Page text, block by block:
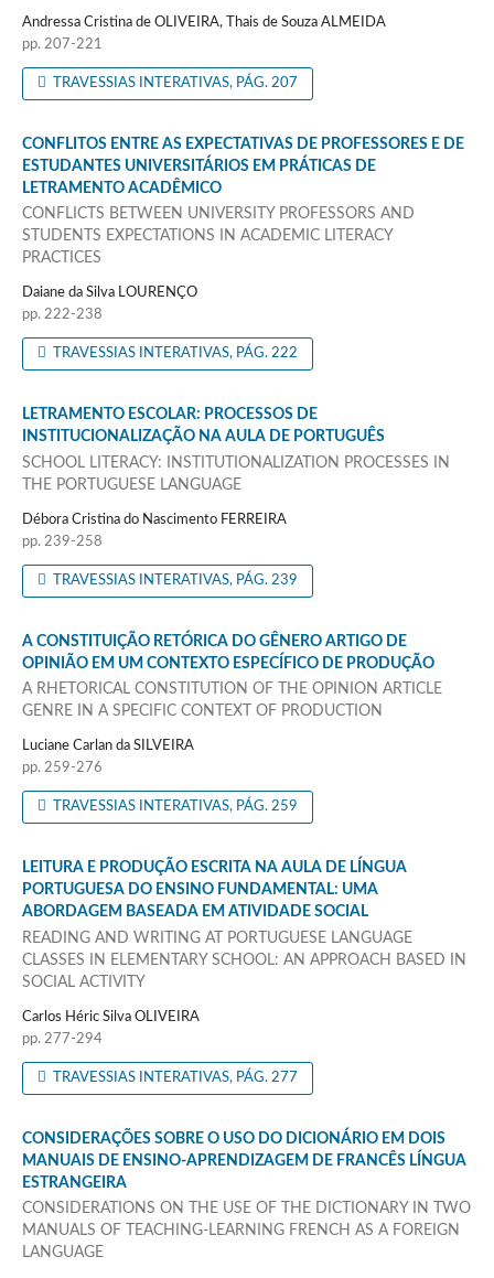
Andressa Cristina de OLIVEIRA, Thais de Souza ALMEIDA
pp. 207-221
TRAVESSIAS INTERATIVAS, PÁG. 207
CONFLITOS ENTRE AS EXPECTATIVAS DE PROFESSORES E DE
ESTUDANTES UNIVERSITÁRIOS EM PRÁTICAS DE
LETRAMENTO ACADÊMICO
CONFLICTS BETWEEN UNIVERSITY PROFESSORS AND
STUDENTS EXPECTATIONS IN ACADEMIC LITERACY
PRACTICES
Daiane da Silva LOURENÇO
pp. 222-238
TRAVESSIAS INTERATIVAS, PÁG. 222
LETRAMENTO ESCOLAR: PROCESSOS DE
INSTITUCIONALIZAÇÃO NA AULA DE PORTUGUÊS
SCHOOL LITERACY: INSTITUTIONALIZATION PROCESSES IN
THE PORTUGUESE LANGUAGE
Débora Cristina do Nascimento FERREIRA
pp. 239-258
TRAVESSIAS INTERATIVAS, PÁG. 239
A CONSTITUIÇÃO RETÓRICA DO GÊNERO ARTIGO DE
OPINIÃO EM UM CONTEXTO ESPECÍFICO DE PRODUÇÃO
A RHETORICAL CONSTITUTION OF THE OPINION ARTICLE
GENRE IN A SPECIFIC CONTEXT OF PRODUCTION
Luciane Carlan da SILVEIRA
pp. 259-276
TRAVESSIAS INTERATIVAS, PÁG. 259
LEITURA E PRODUÇÃO ESCRITA NA AULA DE LÍNGUA
PORTUGUESA DO ENSINO FUNDAMENTAL: UMA
ABORDAGEM BASEADA EM ATIVIDADE SOCIAL
READING AND WRITING AT PORTUGUESE LANGUAGE
CLASSES IN ELEMENTARY SCHOOL: AN APPROACH BASED IN
SOCIAL ACTIVITY
Carlos Héric Silva OLIVEIRA
pp. 277-294
TRAVESSIAS INTERATIVAS, PÁG. 277
CONSIDERAÇÕES SOBRE O USO DO DICIONÁRIO EM DOIS
MANUAIS DE ENSINO-APRENDIZAGEM DE FRANCÊS LÍNGUA
ESTRANGEIRA
CONSIDERATIONS ON THE USE OF THE DICTIONARY IN TWO
MANUALS OF TEACHING-LEARNING FRENCH AS A FOREIGN
LANGUAGE